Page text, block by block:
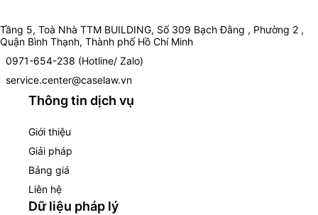
Tầng 5, Toà Nhà TTM BUILDING, Số 309 Bạch Đằng , Phường 2 ,
Quận Bình Thạnh, Thành phố Hồ Chí Minh
0971-654-238 (Hotline/ Zalo)
service.center@caselaw.vn
Thông tin dịch vụ
Giới thiệu
Giải pháp
Bảng giá
Liên hệ
Dữ liệu pháp lý